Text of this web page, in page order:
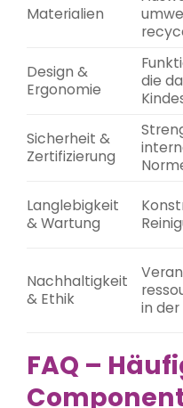
Materialien
Design &
Ergonomie
die
Sicherheit &
Zertifizierung
Langlebigkeit
& Wartung
Nachhaltigkeit
& Ethik
in
FAQ –